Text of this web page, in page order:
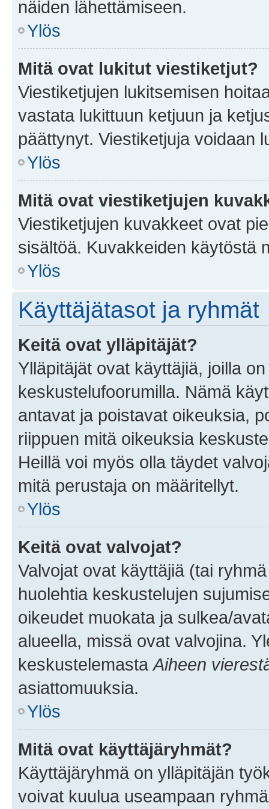
näiden lähettämiseen.
Ylös
Mitä ovat lukitut viestiketjut?
Viestiketjujen lukitsemisen
vastata lukittuun ketjuun ja
päättynyt. Viestiketjuja voidaan
Ylös
Mitä ovat viestiketjujen
Viestiketjujen kuvakkeet ovat
sisältöä. Kuvakkeiden käytöstä
Ylös
Käyttäjätasot ja ryhmät
Keitä ovat ylläpitäjät?
Ylläpitäjät ovat käyttäjiä, joilla
keskustelufoorumilla. Nämä
antavat ja poistavat oikeuksia,
riippuen mitä oikeuksia
Heillä voi myös olla täydet
mitä perustaja on määritellyt.
Ylös
Keitä ovat valvojat?
Valvojat ovat käyttäjiä (tai
huolehtia keskustelujen
oikeudet muokata ja sulkea/
alueella, missä ovat valvojina.
keskustelemasta Aiheen
asiattomuuksia.
Ylös
Mitä ovat käyttäjäryhmät?
Käyttäjäryhmä on ylläpitäjän
voivat kuulua useampaan